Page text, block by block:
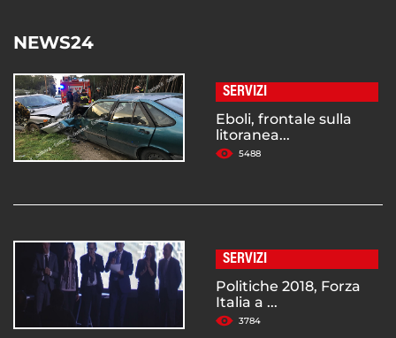
NEWS24
SERVIZI
Eboli, frontale sulla
litoranea...
5488
SERVIZI
Politiche 2018, Forza
Italia a ...
3784